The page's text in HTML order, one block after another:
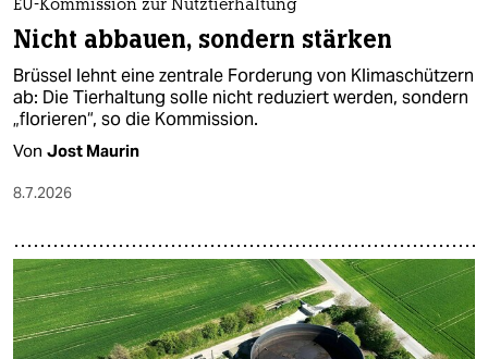
EU-Kommission zur Nutztierhaltung
Nicht abbauen, sondern stärken
Brüssel lehnt eine zentrale Forderung von Klimaschützern
ab: Die Tierhaltung solle nicht reduziert werden, sondern
„florieren“, so die Kommission.
Von Jost Maurin
8.7.2026